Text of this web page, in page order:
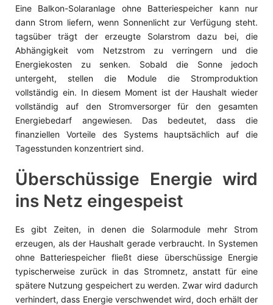
Eine Balkon-Solaranlage ohne Batteriespeicher kann nur
dann Strom liefern, wenn Sonnenlicht zur Verfügung steht.
tagsüber trägt der erzeugte Solarstrom dazu bei, die
Abhängigkeit vom Netzstrom zu verringern und die
Energiekosten zu senken. Sobald die Sonne jedoch
untergeht, stellen die Module die Stromproduktion
vollständig ein. In diesem Moment ist der Haushalt wieder
vollständig auf den Stromversorger für den gesamten
Energiebedarf angewiesen. Das bedeutet, dass die
finanziellen Vorteile des Systems hauptsächlich auf die
Tagesstunden konzentriert sind.
Überschüssige Energie wird
ins Netz eingespeist
Es gibt Zeiten, in denen die Solarmodule mehr Strom
erzeugen, als der Haushalt gerade verbraucht. In Systemen
ohne Batteriespeicher fließt diese überschüssige Energie
typischerweise zurück in das Stromnetz, anstatt für eine
spätere Nutzung gespeichert zu werden. Zwar wird dadurch
verhindert, dass Energie verschwendet wird, doch erhält der